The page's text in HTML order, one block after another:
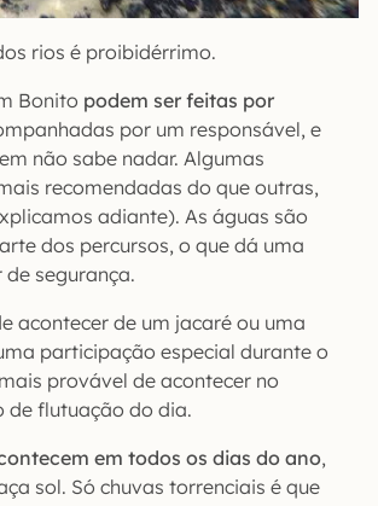
rios é proibidérrimo.
Bonito podem ser feitas por
por um responsável, e
não sabe nadar. Algumas
recomendadas do que outras,
adiante). As águas são
dos percursos, o que dá uma
segurança.
acontecer de um jacaré ou uma
participação especial durante o
provável de acontecer no
de flutuação do dia.
em todos os dias do ano,
sol. Só chuvas torrenciais é que